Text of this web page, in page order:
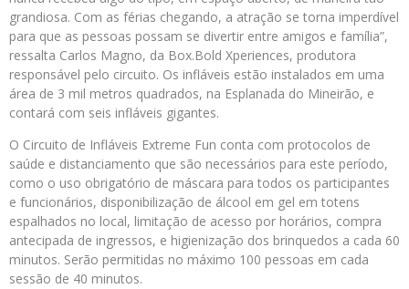
grandiosa. Com as férias chegando, a atração se torna imperdível
para que as pessoas possam se divertir entre amigos e família”,
ressalta Carlos Magno, da Box.Bold Xperiences, produtora
responsável pelo circuito. Os infláveis estão instalados em uma
área de 3 mil metros quadrados, na Esplanada do Mineirão, e
contará com seis infláveis gigantes.
O Circuito de Infláveis Extreme Fun conta com protocolos de
saúde e distanciamento que são necessários para este período,
como o uso obrigatório de máscara para todos os participantes
e funcionários, disponibilização de álcool em gel em totens
espalhados no local, limitação de acesso por horários, compra
antecipada de ingressos, e higienização dos brinquedos a cada 60
minutos. Serão permitidas no máximo 100 pessoas em cada
sessão de 40 minutos.